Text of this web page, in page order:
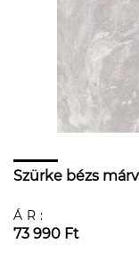
Szürke bézs
ÁR:
73 990 Ft